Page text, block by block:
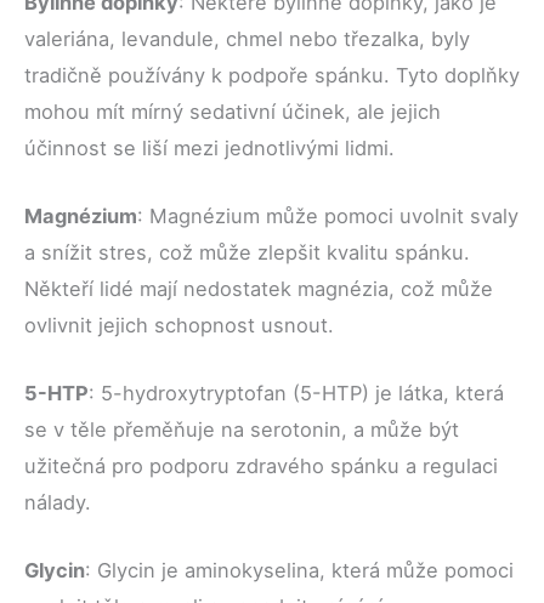
valeriána, levandule, chmel nebo třezalka, byly
tradičně používány k podpoře spánku. Tyto doplňky
mohou mít mírný sedativní účinek, ale jejich
účinnost se liší mezi jednotlivými lidmi.
Magnézium: Magnézium může pomoci uvolnit svaly
a snížit stres, což může zlepšit kvalitu spánku.
Někteří lidé mají nedostatek magnézia, což může
ovlivnit jejich schopnost usnout.
5-HTP: 5-hydroxytryptofan (5-HTP) je látka, která
se v těle přeměňuje na serotonin, a může být
užitečná pro podporu zdravého spánku a regulaci
nálady.
Glycin: Glycin je aminokyselina, která může pomoci